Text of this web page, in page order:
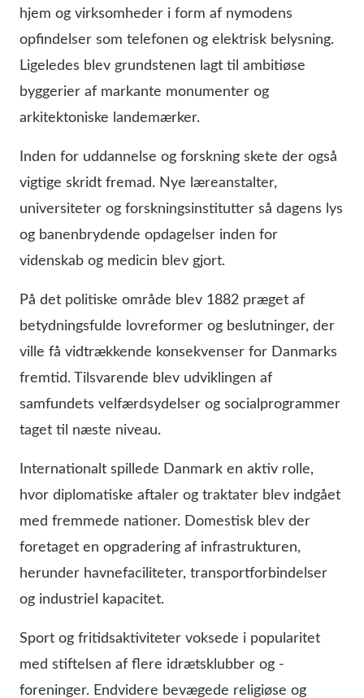
hjem og virksomheder i form af nymodens
opfindelser som telefonen og elektrisk belysning.
Ligeledes blev grundstenen lagt til ambitiøse
byggerier af markante monumenter og
arkitektoniske landemærker.
Inden for uddannelse og forskning skete der også
vigtige skridt fremad. Nye læreanstalter,
universiteter og forskningsinstitutter så dagens lys
og banenbrydende opdagelser inden for
videnskab og medicin blev gjort.
På det politiske område blev 1882 præget af
betydningsfulde lovreformer og beslutninger, der
ville få vidtrækkende konsekvenser for Danmarks
fremtid. Tilsvarende blev udviklingen af
samfundets velfærdsydelser og socialprogrammer
taget til næste niveau.
Internationalt spillede Danmark en aktiv rolle,
hvor diplomatiske aftaler og traktater blev indgået
med fremmede nationer. Domestisk blev der
foretaget en opgradering af infrastrukturen,
herunder havnefaciliteter, transportforbindelser
og industriel kapacitet.
Sport og fritidsaktiviteter voksede i popularitet
med stiftelsen af flere idrætsklubber og -
foreninger. Endvidere bevægede religiøse og